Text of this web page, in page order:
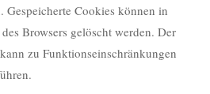
Gespeicherte Cookies können in
Browsers gelöscht werden. Der
zu Funktionseinschränkungen